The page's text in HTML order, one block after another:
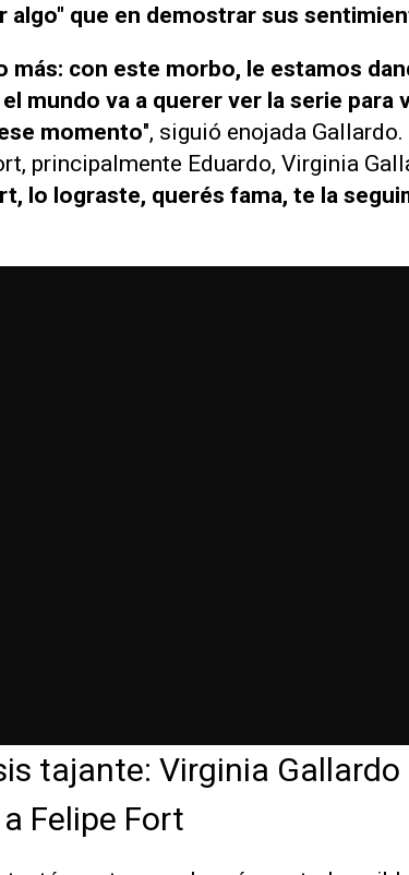
algo" que en demostrar sus
más: con este morbo, le estamos
mundo va a querer ver la serie para
momento", siguió enojada
principalmente Eduardo, Virginia
lo lograste, querés fama, te la
tajante: Virginia
Felipe Fort